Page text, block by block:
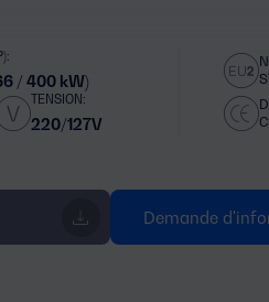
/ 400 kW)
TENSION:
220/127V
Demande